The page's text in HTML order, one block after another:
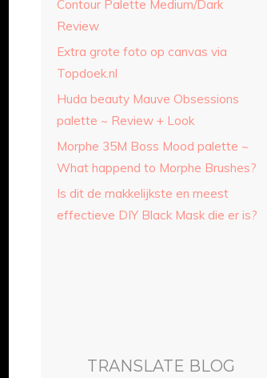
Contour Palette Medium/Dark
Review
Extra grote foto op canvas via
Topdoek.nl
Huda beauty Mauve Obsessions
palette ~ Review + Look
Morphe 35M Boss Mood palette ~
What happend to Morphe Brushes?
Is dit de makkelijkste en meest
effectieve DIY Black Mask die er is?
TRANSLATE BLOG